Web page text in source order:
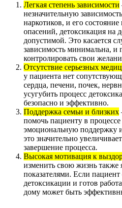
Легкая степень зависимости
незначительную
наркотиков, и его
опасений, детоксикация на
допустимой. Это касается
зависимость минимальна, и
контролировать свои
Отсутствие серьезных
у пациента нет
сердца, печени, почек,
усугубить процесс
безопасно и эффективно.
Поддержка семьи и близких
помочь пациенту в
эмоциональную поддержку
это значительно
завершение процесса.
Высокая мотивация к
изменить свою жизнь
показателями. Если пациент
детоксикации и готов
дому может быть